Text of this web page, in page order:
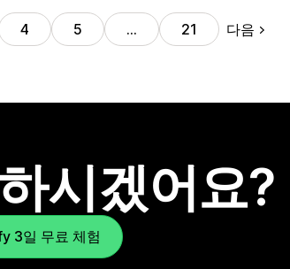
4 5 … 21 다음
시겠어요?
3일 무료 체험